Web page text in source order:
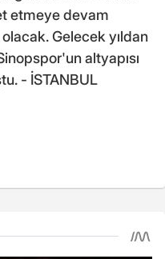
etmeye devam
Gelecek yıldan
altyapısı
- İSTANBUL